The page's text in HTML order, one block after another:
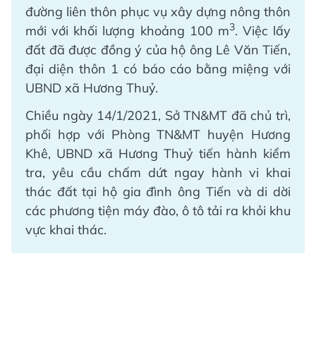
đường liên thôn phục vụ xây dựng nông thôn
mới với khối lượng khoảng 100 m3. Việc lấy
đất đã được đồng ý của hộ ông Lê Văn Tiến,
đại diện thôn 1 có báo cáo bằng miệng với
UBND xã Hương Thuỷ.
Chiều ngày 14/1/2021, Sở TN&MT đã chủ trì,
phối hợp với Phòng TN&MT huyện Hương
Khê, UBND xã Hương Thuỷ tiến hành kiểm
tra, yêu cầu chấm dứt ngay hành vi khai
thác đất tại hộ gia đình ông Tiến và di dời
các phương tiện máy đào, ô tô tải ra khỏi khu
vực khai thác.